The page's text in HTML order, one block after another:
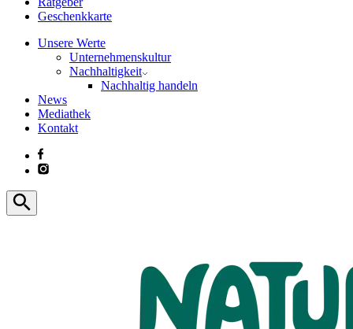
Geschenkkarte
Unsere Werte
Unternehmenskultur
Nachhaltigkeit
Nachhaltig handeln
News
Mediathek
Kontakt